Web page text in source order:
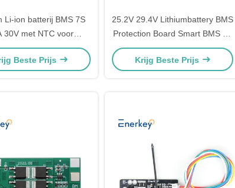
Li-ion batterij BMS 7S
30V met NTC voor
Beste Prijs
25.2V 29.4V Lithiumbattery BMS
Protection Board Smart BMS 6S
7S 30A Voor RV
Krijg Beste Prijs